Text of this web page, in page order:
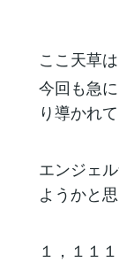
ここ天草
今回も急
り導かれ
エンジェ
ようかと
１，１１